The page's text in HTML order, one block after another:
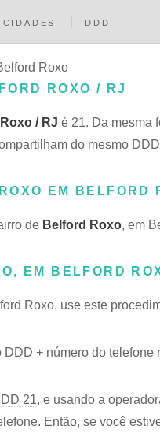
CIDADES DDD
Roxo
ROXO / RJ
/ RJ é 21. Da mesma
do mesmo DDD
EM BELFORD
de Belford Roxo, em
EM BELFORD
Roxo, use este
+ número do telefone
21, e usando a
Então, se você